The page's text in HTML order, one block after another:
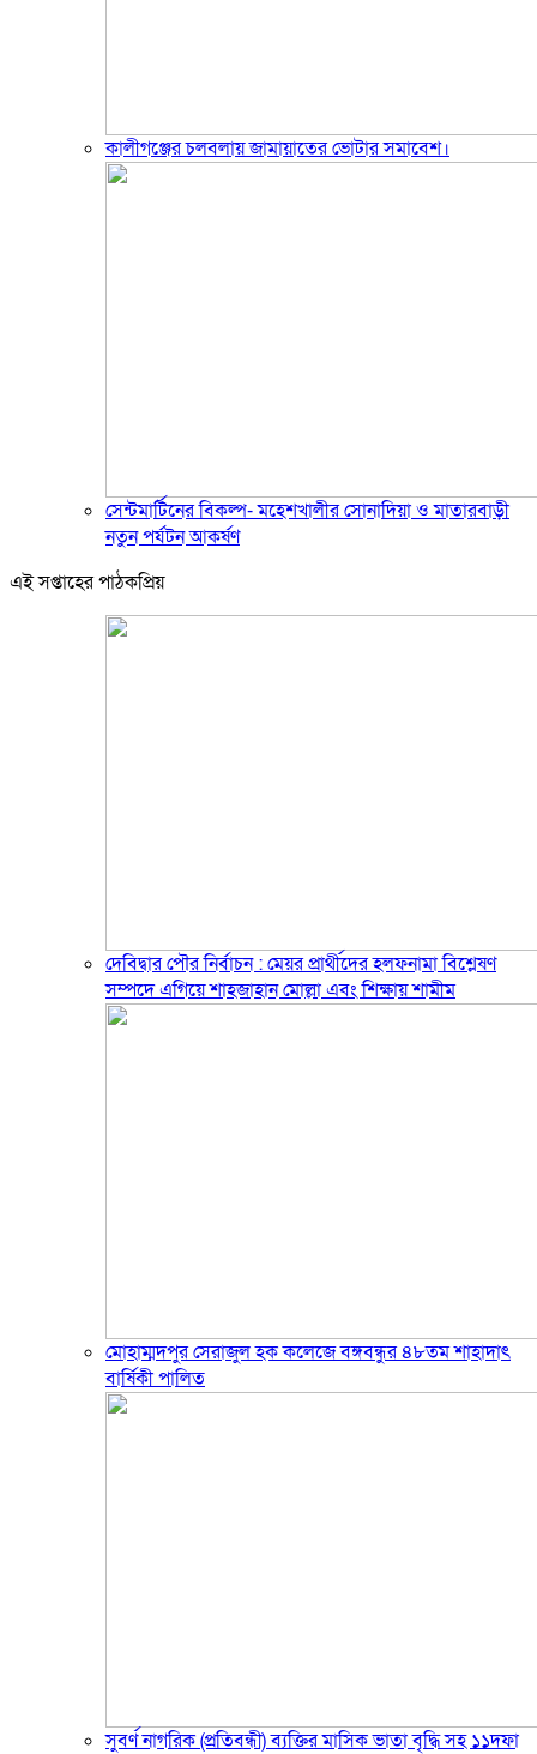
কালীগঞ্জের চলবলায় জামায়াতের ভোটার সমাবেশ।
সেন্টমার্টিনের বিকল্প- মহেশখালীর সোনাদিয়া ও মাতারবাড়ী
নতুন পর্যটন আকর্ষণ
এই সপ্তাহের পাঠকপ্রিয়
দেবিদ্বার পৌর নির্বাচন : মেয়র প্রার্থীদের হলফনামা বিশ্লেষণ
সম্পদে এগিয়ে শাহজাহান মোল্লা এবং শিক্ষায় শামীম
মোহাম্মদপুর সেরাজুল হক ক‌লে‌জে বঙ্গবন্ধুর ৪৮তম শাহাদাৎ
বা‌র্ষিকী পা‌লিত
সুবর্ণ নাগরিক (প্রতিবন্ধী) ব্যক্তির মাসিক ভাতা বৃদ্ধি সহ ১১দফা